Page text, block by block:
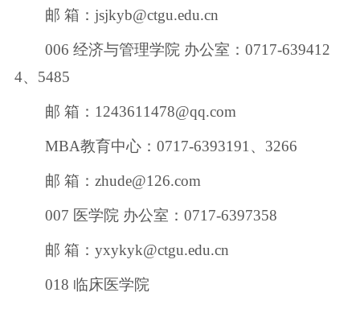
邮 箱：jsjkyb@ctgu.edu.cn
006 经济与管理学院 办公室：0717-639412
4、5485
邮 箱：1243611478@qq.com
MBA教育中心：0717-6393191、3266
邮 箱：zhude@126.com
007 医学院 办公室：0717-6397358
邮 箱：yxykyk@ctgu.edu.cn
018 临床医学院